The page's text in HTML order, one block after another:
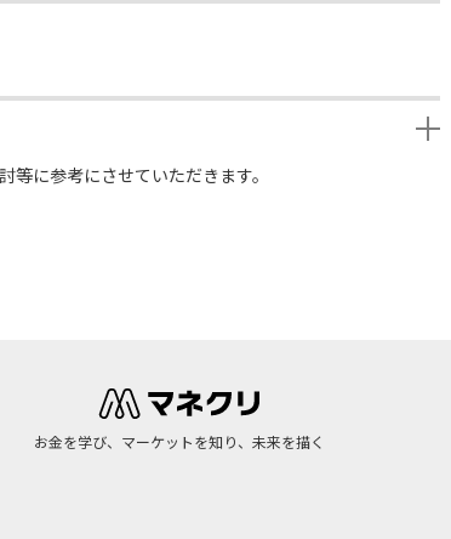
に参考にさせていただきます。
お金を学び、マーケットを知り、未来を描く